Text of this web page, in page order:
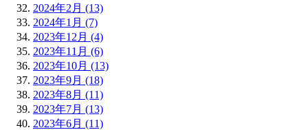
2024年2月 (13)
2024年1月 (7)
2023年12月 (4)
2023年11月 (6)
2023年10月 (13)
2023年9月 (18)
2023年8月 (11)
2023年7月 (13)
2023年6月 (11)